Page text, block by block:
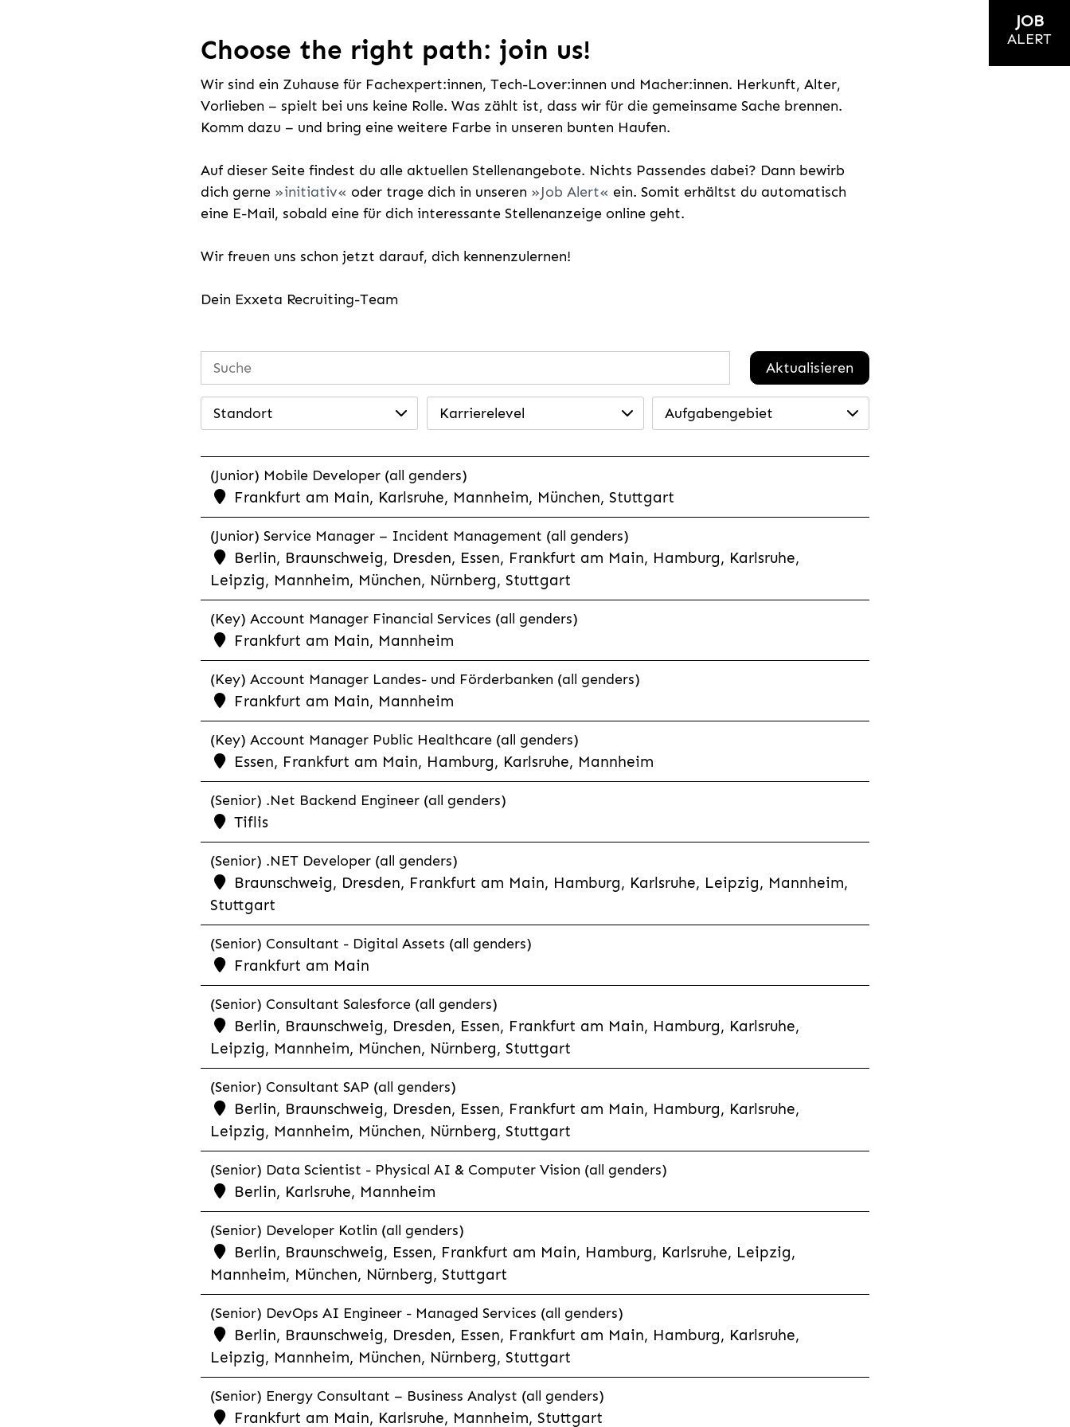
Choose the right path: join us!
Wir sind ein Zuhause für Fachexpert:innen, Tech-Lover:innen und Macher:innen. Herkunft, Alter,
Vorlieben – spielt bei uns keine Rolle. Was zählt ist, dass wir für die gemeinsame Sache brennen.
Komm dazu – und bring eine weitere Farbe in unseren bunten Haufen.
Auf dieser Seite findest du alle aktuellen Stellenangebote. Nichts Passendes dabei? Dann bewirb
dich gerne
initiativ oder trage dich in unseren Job Alert
ein. Somit erhältst du automatisch
eine E-Mail, sobald eine für dich interessante Stellenanzeige online geht.
Wir freuen uns schon jetzt darauf, dich kennenzulernen!
Dein Exxeta Recruiting-Team
Aktualisieren
Standort Karrierelevel Aufgabengebiet
(Junior) Mobile Developer (all genders)
Frankfurt am Main, Karlsruhe, Mannheim, München, Stuttgart
(Junior) Service Manager – Incident Management (all genders)
Berlin, Braunschweig, Dresden, Essen, Frankfurt am Main, Hamburg, Karlsruhe,
Leipzig, Mannheim, München, Nürnberg, Stuttgart
(Key) Account Manager Financial Services (all genders)
Frankfurt am Main, Mannheim
(Key) Account Manager Landes- und Förderbanken (all genders)
Frankfurt am Main, Mannheim
(Key) Account Manager Public Healthcare (all genders)
Essen, Frankfurt am Main, Hamburg, Karlsruhe, Mannheim
(Senior) .Net Backend Engineer (all genders)
Tiflis
(Senior) .NET Developer (all genders)
Braunschweig, Dresden, Frankfurt am Main, Hamburg, Karlsruhe, Leipzig, Mannheim,
Stuttgart
(Senior) Consultant - Digital Assets (all genders)
Frankfurt am Main
(Senior) Consultant Salesforce (all genders)
Berlin, Braunschweig, Dresden, Essen, Frankfurt am Main, Hamburg, Karlsruhe,
Leipzig, Mannheim, München, Nürnberg, Stuttgart
(Senior) Consultant SAP (all genders)
Berlin, Braunschweig, Dresden, Essen, Frankfurt am Main, Hamburg, Karlsruhe,
Leipzig, Mannheim, München, Nürnberg, Stuttgart
(Senior) Data Scientist - Physical AI & Computer Vision (all genders)
Berlin, Karlsruhe, Mannheim
(Senior) Developer Kotlin (all genders)
Berlin, Braunschweig, Essen, Frankfurt am Main, Hamburg, Karlsruhe, Leipzig,
Mannheim, München, Nürnberg, Stuttgart
(Senior) DevOps AI Engineer - Managed Services (all genders)
Berlin, Braunschweig, Dresden, Essen, Frankfurt am Main, Hamburg, Karlsruhe,
Leipzig, Mannheim, München, Nürnberg, Stuttgart
(Senior) Energy Consultant – Business Analyst (all genders)
Frankfurt am Main, Karlsruhe, Mannheim, Stuttgart
JOB
ALERT